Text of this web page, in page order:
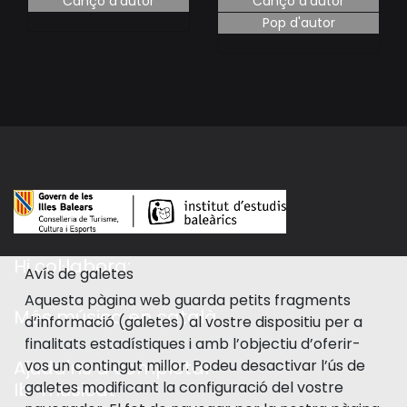
Pop d'autor
Hi col·labora:
Més música en català
Ajuda'ns a completar
Ib-musicat
Avís de galetes
Aquesta pàgina web guarda petits fragments
d’informació (galetes) al vostre dispositiu per a
finalitats estadístiques i amb l’objectiu d’oferir-
vos un contingut millor. Podeu desactivar l’ús de
galetes modificant la configuració del vostre